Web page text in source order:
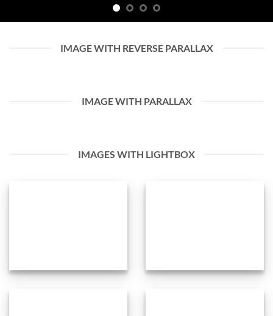
IMAGE WITH REVERSE PARALLAX
IMAGE WITH PARALLAX
IMAGES WITH LIGHTBOX